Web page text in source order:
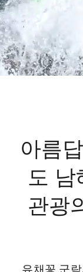
네이버예약
이용안내
아름
도 남
관광